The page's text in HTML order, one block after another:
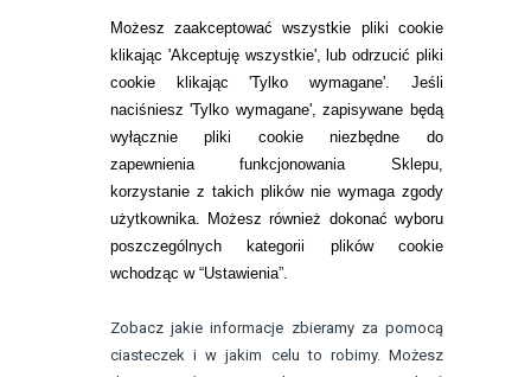
Możesz zaakceptować wszystkie pliki cookie
klikając 'Akceptuję wszystkie', lub odrzucić pliki
cookie klikając 'Tylko wymagane'. Jeśli
naciśniesz 'Tylko wymagane', zapisywane będą
wyłącznie pliki cookie niezbędne do
zapewnienia funkcjonowania Sklepu,
korzystanie z takich plików nie wymaga zgody
użytkownika. Możesz również dokonać wyboru
poszczególnych kategorii plików cookie
wchodząc w “Ustawienia”.
Zobacz jakie informacje zbieramy za pomocą
ciasteczek i w jakim celu to robimy. Możesz
SOCZEWKI KOLOROWE
Zwrot (odstąpienie od umowy)
ZMIEŃ USTAWIENIA ZGODY NA CIASTECZKA
KONTAKT
telefon:
22 113 44 42
telefon:
732 08 08 72
kontakt@bezokularow.pl